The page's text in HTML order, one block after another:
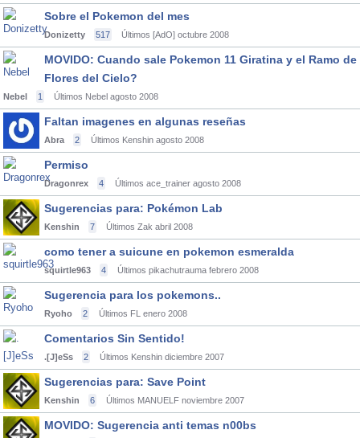
Sobre el Pokemon del mes
Donizetty 517 Últimos [AdO] octubre 2008
MOVIDO: Cuando sale Pokemon 11 Giratina y el Ramo de
Flores del Cielo?
Nebel 1 Últimos Nebel agosto 2008
Faltan imagenes en algunas reseñas
Abra 2 Últimos Kenshin agosto 2008
Permiso
Dragonrex 4 Últimos ace_trainer agosto 2008
Sugerencias para: Pokémon Lab
Kenshin 7 Últimos Zak abril 2008
como tener a suicune en pokemon esmeralda
squirtle963 4 Últimos pikachutrauma febrero 2008
Sugerencia para los pokemons..
Ryoho 2 Últimos FL enero 2008
Comentarios Sin Sentido!
.[J]eSs 2 Últimos Kenshin diciembre 2007
Sugerencias para: Save Point
Kenshin 6 Últimos MANUELF noviembre 2007
MOVIDO: Sugerencia anti temas n00bs